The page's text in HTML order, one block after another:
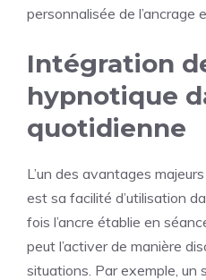
personnalisée de l’ancrage
Intégration
hypnotique
quotidienne
L’un des avantages majeurs
est sa facilité d’utilisation
fois l’ancre établie en
peut l’activer de manière
situations. Par exemple, un